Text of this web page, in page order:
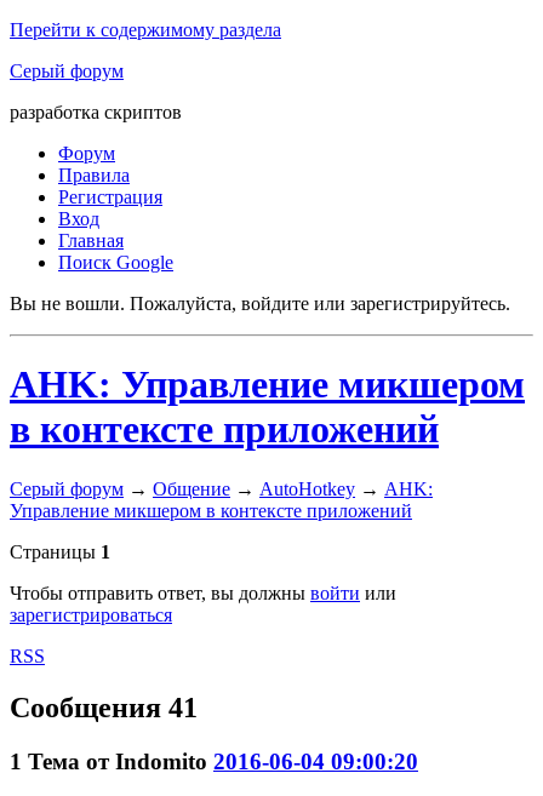
Перейти к содержимому раздела
Серый форум
разработка скриптов
Форум
Правила
Регистрация
Вход
Главная
Поиск Google
Вы не вошли. Пожалуйста, войдите или зарегистрируйтесь.
AHK: Управление микшером
в контексте приложений
Серый форум → Общение → AutoHotkey → AHK:
Управление микшером в контексте приложений
Страницы 1
Чтобы отправить ответ, вы должны войти или
зарегистрироваться
RSS
Сообщения 41
1 Тема отIndomito 2016-06-04 09:00:20